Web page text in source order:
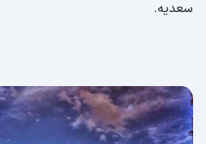
سعدیه.